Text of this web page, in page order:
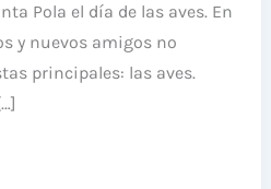
Pola el día de las aves. En
y nuevos amigos no
principales: las aves.